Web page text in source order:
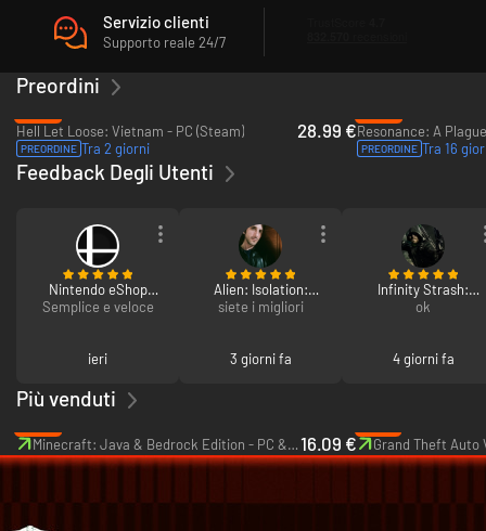
Servizio clienti
Supporto reale 24/7
Preordini
Hell Let Loose: Vietnam - PC (Steam)
PREORDINE Tra 2 giorni
28.99 €
PREORDINE Tra 16
Feedback Degli Utenti
Nintendo eShop
Card 100€
Semplice e veloce
ieri
Alien: Isolation:
Season Pass
siete i migliori
3 giorni fa
Infinity Strash:
Dragon Quest The
ok
4 giorni fa
Più venduti
Minecraft: Java & Bedrock Edition - PC & Mac16.09 €